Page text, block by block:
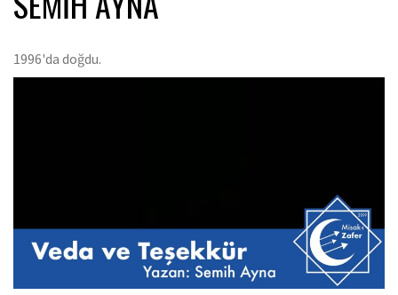
1996'da doğdu.